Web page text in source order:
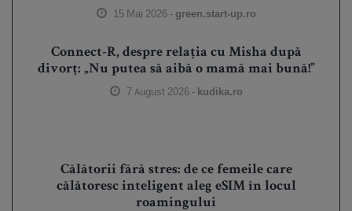
15 Mai 2026 - green.start-up.ro
Connect-R, despre relația cu Misha după
divorț: „Nu putea să aibă o mamă mai bună!”
7 August 2026 - kudika.ro
Călătorii fără stres: de ce femeile care
călătoresc inteligent aleg eSIM în locul
roamingului